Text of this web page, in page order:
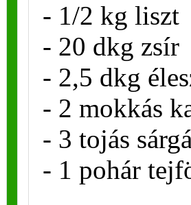
- 1/2 kg liszt
- 20 dkg zsír
- 2,5 dkg
- 2 mokkás
- 3 tojás
- 1 pohár